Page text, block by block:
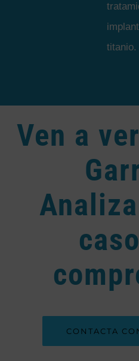
titanio.
Ven a
CONTACTA